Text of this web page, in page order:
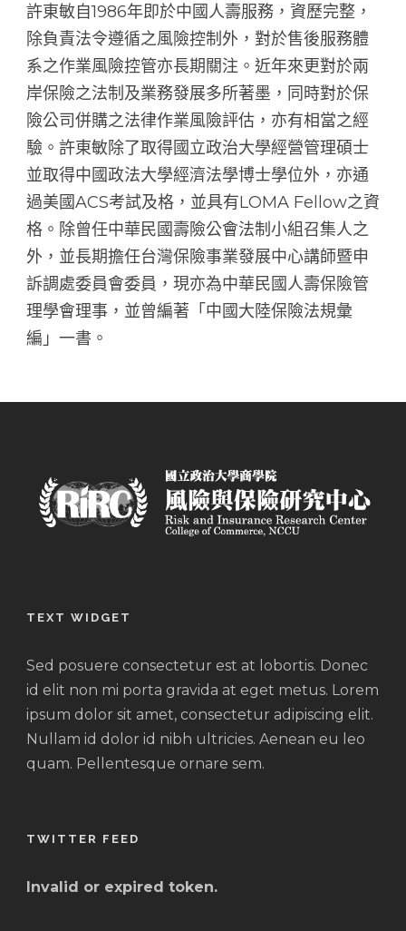
許東敏自1986年即於中國人壽服務，資歷完整，
除負責法令遵循之風險控制外，對於售後服務體
系之作業風險控管亦長期關注。近年來更對於兩
岸保險之法制及業務發展多所著墨，同時對於保
險公司併購之法律作業風險評估，亦有相當之經
驗。許東敏除了取得國立政治大學經營管理碩士
並取得中國政法大學經濟法學博士學位外，亦通
過美國ACS考試及格，並具有LOMA Fellow之資
格。除曾任中華民國壽險公會法制小組召集人之
外，並長期擔任台灣保險事業發展中心講師暨申
訴調處委員會委員，現亦為中華民國人壽保險管
理學會理事，並曾編著「中國大陸保險法規彙
編」一書。
TEXT WIDGET
Sed posuere consectetur est at lobortis. Donec
id elit non mi porta gravida at eget metus. Lorem
ipsum dolor sit amet, consectetur adipiscing elit.
Nullam id dolor id nibh ultricies. Aenean eu leo
quam. Pellentesque ornare sem.
TWITTER FEED
Invalid or expired token.